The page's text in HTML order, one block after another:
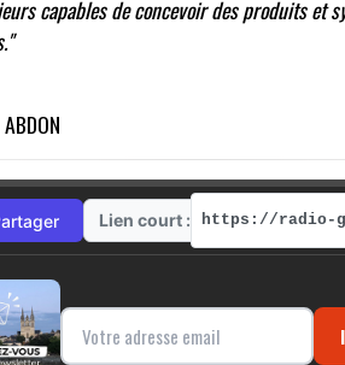
capables de concevoir des produits et
Lien court :